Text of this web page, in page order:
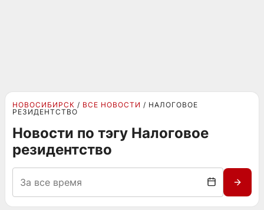
НОВОСИБИРСК ВСЕ НОВОСТИ
НАЛОГОВОЕ
РЕЗИДЕНТСТВО
Новости по тэгу Налоговое
резидентство